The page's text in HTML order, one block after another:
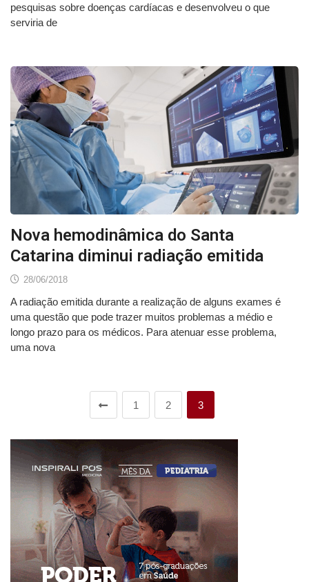
pesquisas sobre doenças cardíacas e desenvolveu o que
serviria de
Nova hemodinâmica do Santa
Catarina diminui radiação emitida
28/06/2018
A radiação emitida durante a realização de alguns exames é
uma questão que pode trazer muitos problemas a médio e
longo prazo para os médicos. Para atenuar esse problema,
uma nova
1 2 3